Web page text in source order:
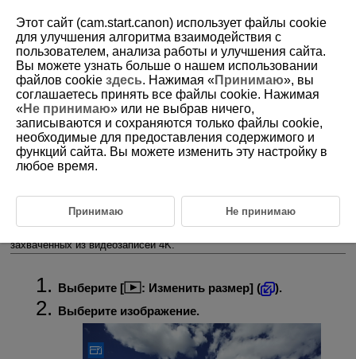
D388-162
Изменение размера изображений
JPEG/HEIF
Можно изменять размер изображения JPEG или HEIF, чтобы
уменьшить количество пикселов и сохранить это изображение как
HEIF
, или (в размерах, отличных от
), включая
изображения, полученные при съемке RAW+JPEG и RAW+HEIF.
Обратите внимание, что изменение размера недоступно для
захваченных из видеозаписей 4K.
Выберите [ : Изменить размер] (
).
Выберите изображение.
Этот сайт (cam.start.canon) использует файлы cookie
для улучшения алгоритма взаимодействия с
пользователем, анализа работы и улучшения сайта.
Вы можете узнать больше о нашем использовании
файлов cookie здесь. Нажимая «Принимаю», вы
соглашаетесь принять все файлы cookie. Нажимая
«Не принимаю» или не выбрав ничего,
записываются и сохраняются только файлы cookie,
необходимые для предоставления содержимого и
функций сайта. Вы можете изменить эту настройку в
любое время.
Принимаю Не принимаю